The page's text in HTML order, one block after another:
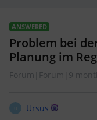
ANSWERED
Problem bei
Planung im
Forum|Forum|9
Ursus